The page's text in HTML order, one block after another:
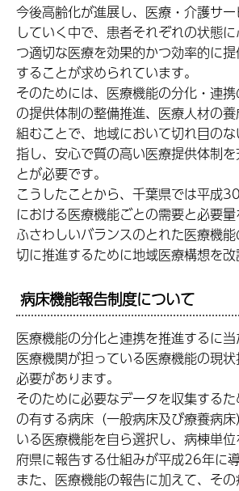
今後高齢化が進展し、医療・介護サ
していく中で、患者それぞれの状態
つ適切な医療を効果的かつ効率的に
することが求められています。
そのためには、医療機能の分化・連
の提供体制の整備推進、医療人材の
組むことで、地域において切れ目の
指し、安心で質の高い医療提供体制
とが必要です。
こうしたことから、千葉県では平成
における医療機能ごとの需要と必要
ふさわしいバランスのとれた医療機
切に推進するために地域医療構想を改
病床機能報告制度について
医療機能の分化と連携を推進するに
医療機関が担っている医療機能の現
必要があります。
そのために必要なデータを収集する
の有する病床（一般病床及び療養病
いる医療機能を自ら選択し、病棟単
府県に報告する仕組みが平成26年に
また、医療機能の報告に加えて、そ